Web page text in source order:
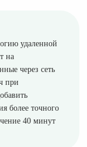
удаленной
на
через сеть
при
более точного
40 минут